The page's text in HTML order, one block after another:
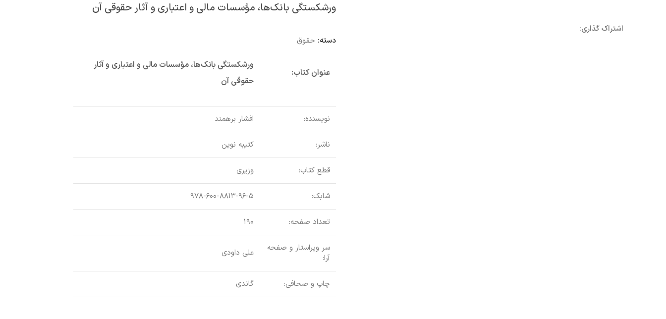
اشتراک گذاری:
ورشکستگی بانک‌ها، مؤسسات مالی و اعتباری و آثار حقوقی آن
دسته: حقوق
عنوان کتاب:
ورشکستگی بانک‌ها، مؤسسات مالی و اعتباری و آثار
حقوقی آن
نویسنده: افشار برهمند
ناشر: کتیبه نوین
قطع کتاب: وزیری
شابک: ۹۷۸-۶۰۰-۸۸۱۳-۹۶-۵
تعداد صفحه: ۱۹۰
سر ویراستار و صفحه
آرا:
علی داودی
چاپ و صحافی: گاندی